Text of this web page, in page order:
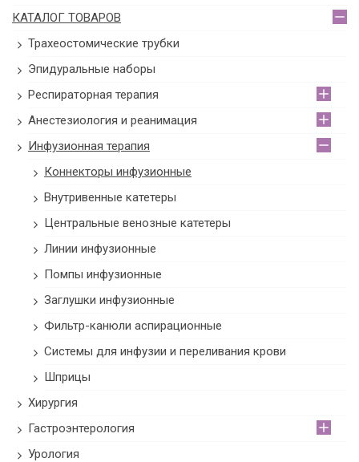
КАТАЛОГ ТОВАРОВ
Трахеостомические трубки
Эпидуральные наборы
Респираторная терапия
Анестезиология и реанимация
Инфузионная терапия
Коннекторы инфузионные
Внутривенные катетеры
Центральные венозные катетеры
Линии инфузионные
Помпы инфузионные
Заглушки инфузионные
Фильтр-канюли аспирационные
Системы для инфузии и переливания крови
Шприцы
Хирургия
Гастроэнтерология
Урология